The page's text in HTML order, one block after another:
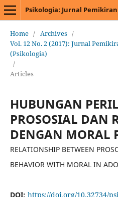
Psikologia: Jurnal
Home / Archives /
Vol. 12 No. 2 (2017): Jurnal
(Psikologia)
/
Articles
HUBUNGAN
PROSOSIAL DAN
DENGAN MORAL
RELATIONSHIP BETWEEN
BEHAVIOR WITH MORAL IN
DOI: https://doi.org/10.32734/